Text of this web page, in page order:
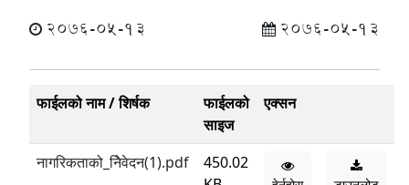
2076-05-13 2076-05-13
फाईलको नाम / शिर्षक
फाईलको
साइज
एक्सन
नागरिकताको_निेवेदन(1).pdf
450.02